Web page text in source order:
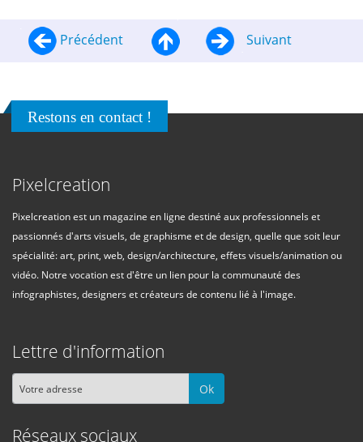
Précédent Suivant
Restons en contact !
Pixelcreation
Pixelcreation est un magazine en ligne destiné aux professionnels et
passionnés d'arts visuels, de graphisme et de design, quelle que soit leur
spécialité: art, print, web, design/architecture, effets visuels/animation ou
vidéo. Notre vocation est d'être un lien pour la communauté des
infographistes, designers et créateurs de contenu lié à l'image.
Lettre d'information
Ok
Réseaux sociaux